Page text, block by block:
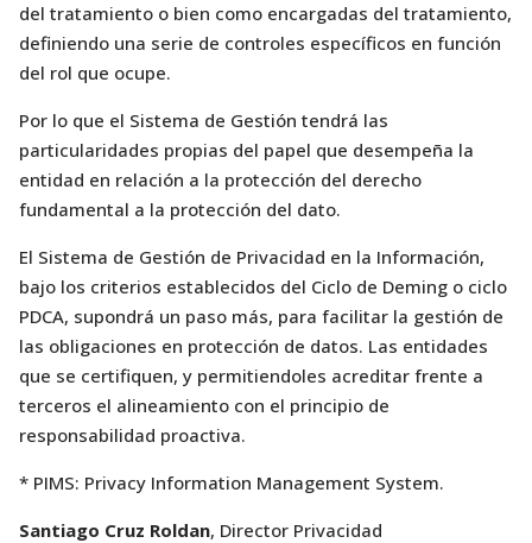
del tratamiento o bien como encargadas del tratamiento,
definiendo una serie de controles específicos en función
del rol que ocupe.
Por lo que el Sistema de Gestión tendrá las
particularidades propias del papel que desempeña la
entidad en relación a la protección del derecho
fundamental a la protección del dato.
El Sistema de Gestión de Privacidad en la Información,
bajo los criterios establecidos del Ciclo de Deming o ciclo
PDCA, supondrá un paso más, para facilitar la gestión de
las obligaciones en protección de datos. Las entidades
que se certifiquen, y permitiendoles acreditar frente a
terceros el alineamiento con el principio de
responsabilidad proactiva.
* PIMS: Privacy Information Management System.
Santiago Cruz Roldan, Director Privacidad